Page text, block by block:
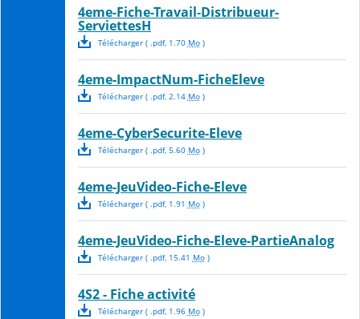
4eme-Fiche-Travail-Distribueur-
ServiettesH
Télécharger( .pdf, 1.70 Mo)
4eme-ImpactNum-FicheEleve
Télécharger( .pdf, 2.14 Mo)
4eme-CyberSecurite-Eleve
Télécharger( .pdf, 5.60 Mo)
4eme-JeuVideo-Fiche-Eleve
Télécharger( .pdf, 1.91 Mo)
4eme-JeuVideo-Fiche-Eleve-PartieAnalog
Télécharger( .pdf, 15.41 Mo)
4S2 - Fiche activité
Télécharger( .pdf, 1.96 Mo)